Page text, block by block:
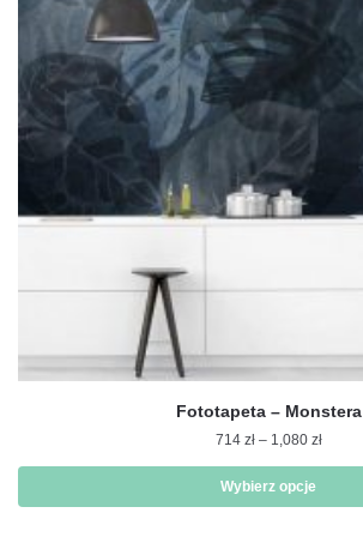
można
wybrać
stronie
produktu
Fototapeta – Monstera
714 zł – 1,080 złZakres
714 zł
Wybierz opcje